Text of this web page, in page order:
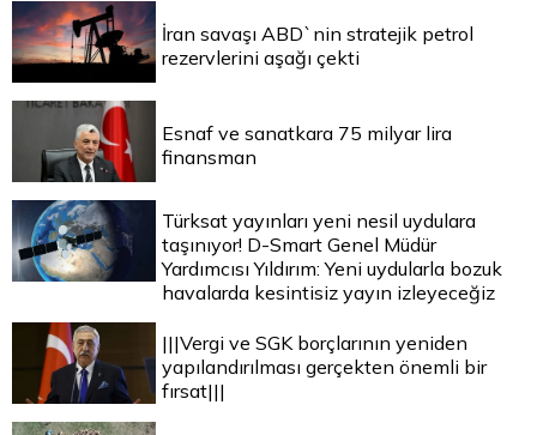
İran savaşı ABD`nin stratejik petrol
rezervlerini aşağı çekti
Esnaf ve sanatkara 75 milyar lira
finansman
Türksat yayınları yeni nesil uydulara
taşınıyor! D-Smart Genel Müdür
Yardımcısı Yıldırım: Yeni uydularla bozuk
havalarda kesintisiz yayın izleyeceğiz
|||Vergi ve SGK borçlarının yeniden
yapılandırılması gerçekten önemli bir
fırsat|||